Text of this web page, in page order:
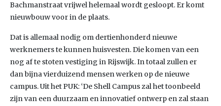
Bachmanstraat vrijwel helemaal wordt gesloopt. Er komt
nieuwbouw voor in de plaats.
Dat is allemaal nodig om dertienhonderd nieuwe
werknemers te kunnen huisvesten. Die komen van een
nog af te stoten vestiging in Rijswijk. In totaal zullen er
dan bijna vierduizend mensen werken op de nieuwe
campus. Uit het PUK: ‘De Shell Campus zal het toonbeeld
zijn van een duurzaam en innovatief ontwerp en zal staan